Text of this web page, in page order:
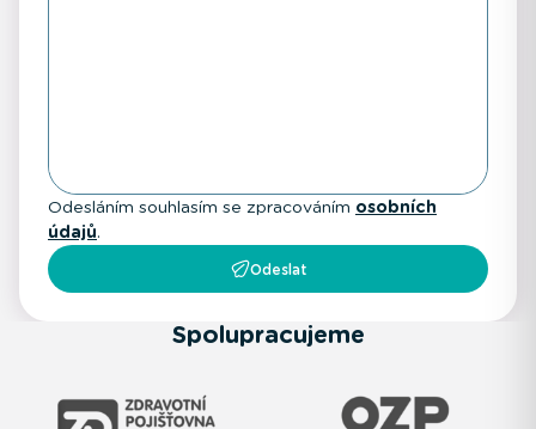
Odesláním souhlasím se zpracováním osobních
údajů.
Odeslat
Spolupracujeme